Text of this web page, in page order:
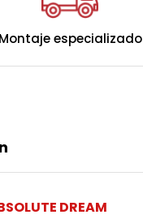
MEDIO
Montaje especializado
DREAM